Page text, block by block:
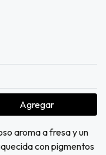
Agregar
aroma a fresa y un
con pigmentos